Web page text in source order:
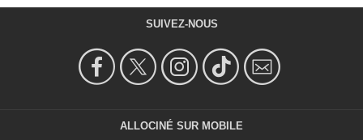
SUIVEZ-NOUS
ALLOCINÉ SUR MOBILE